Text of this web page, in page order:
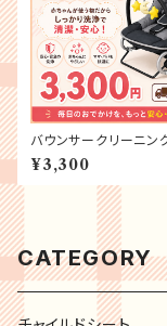
バウンサークリーニン
¥3,300
CATEGORY